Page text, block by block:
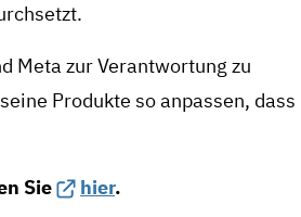
Meta zur Verantwortung zu
Produkte so anpassen, dass
Sie hier.